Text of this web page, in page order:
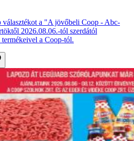
választékot a "A jövőbeli Coop - Abc-
2026.08.06.-tól szerdától
a Coop-tól.